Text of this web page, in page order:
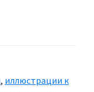
, иллюстрации к